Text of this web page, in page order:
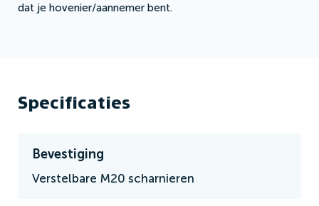
dat je hovenier/aannemer bent.
Specificaties
Bevestiging
Verstelbare M20 scharnieren